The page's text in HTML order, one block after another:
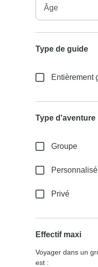
Type de guide
Entièrement
Type d'aventure
Groupe
Personnalisé
Privé
Effectif maxi
Voyager dans un
est :